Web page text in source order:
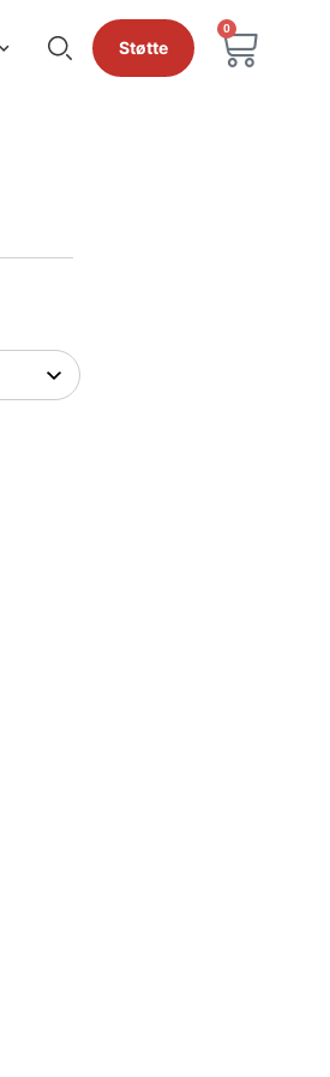
Støtte
0